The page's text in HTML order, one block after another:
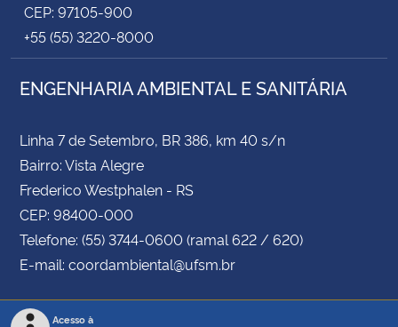
CEP: 97105-900
+55 (55) 3220-8000
ENGENHARIA AMBIENTAL E SANITÁRIA
Linha 7 de Setembro, BR 386, km 40 s/n
Bairro: Vista Alegre
Frederico Westphalen - RS
CEP: 98400-000
Telefone: (55) 3744-0600 (ramal 622 / 620)
E-mail: coordambiental@ufsm.br
Acesso à